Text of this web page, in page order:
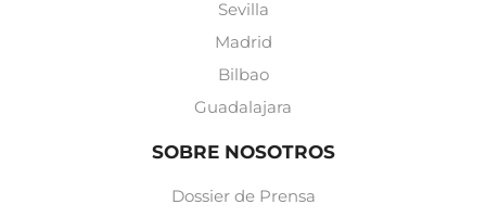
Sevilla
Madrid
Bilbao
Guadalajara
SOBRE NOSOTROS
Dossier de Prensa